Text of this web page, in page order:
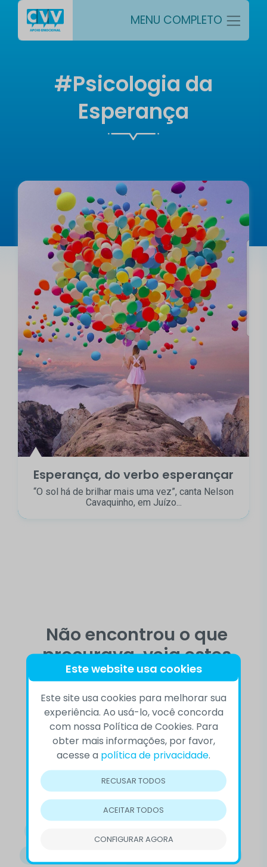
MENU COMPLETO
#Psicologia da
Esperança
Esperança, do verbo esperançar
“O sol há de brilhar mais uma vez”, canta Nelson
Cavaquinho, em Juízo...
Não encontrou o que
procurava, veja estes
temas
AUTOCONHECIMENTO BEM-ESTAR
COMPORTAMENTO COMPREENSÃO
CVV DEPRESSÃO
EMPATIA
Este website usa cookies
Este site usa cookies para melhorar sua
experiência. Ao usá-lo, você concorda
com nossa Política de Cookies. Para
obter mais informações, por favor,
acesse a política de privacidade.
RECUSAR TODOS
ACEITAR TODOS
CONFIGURAR AGORA